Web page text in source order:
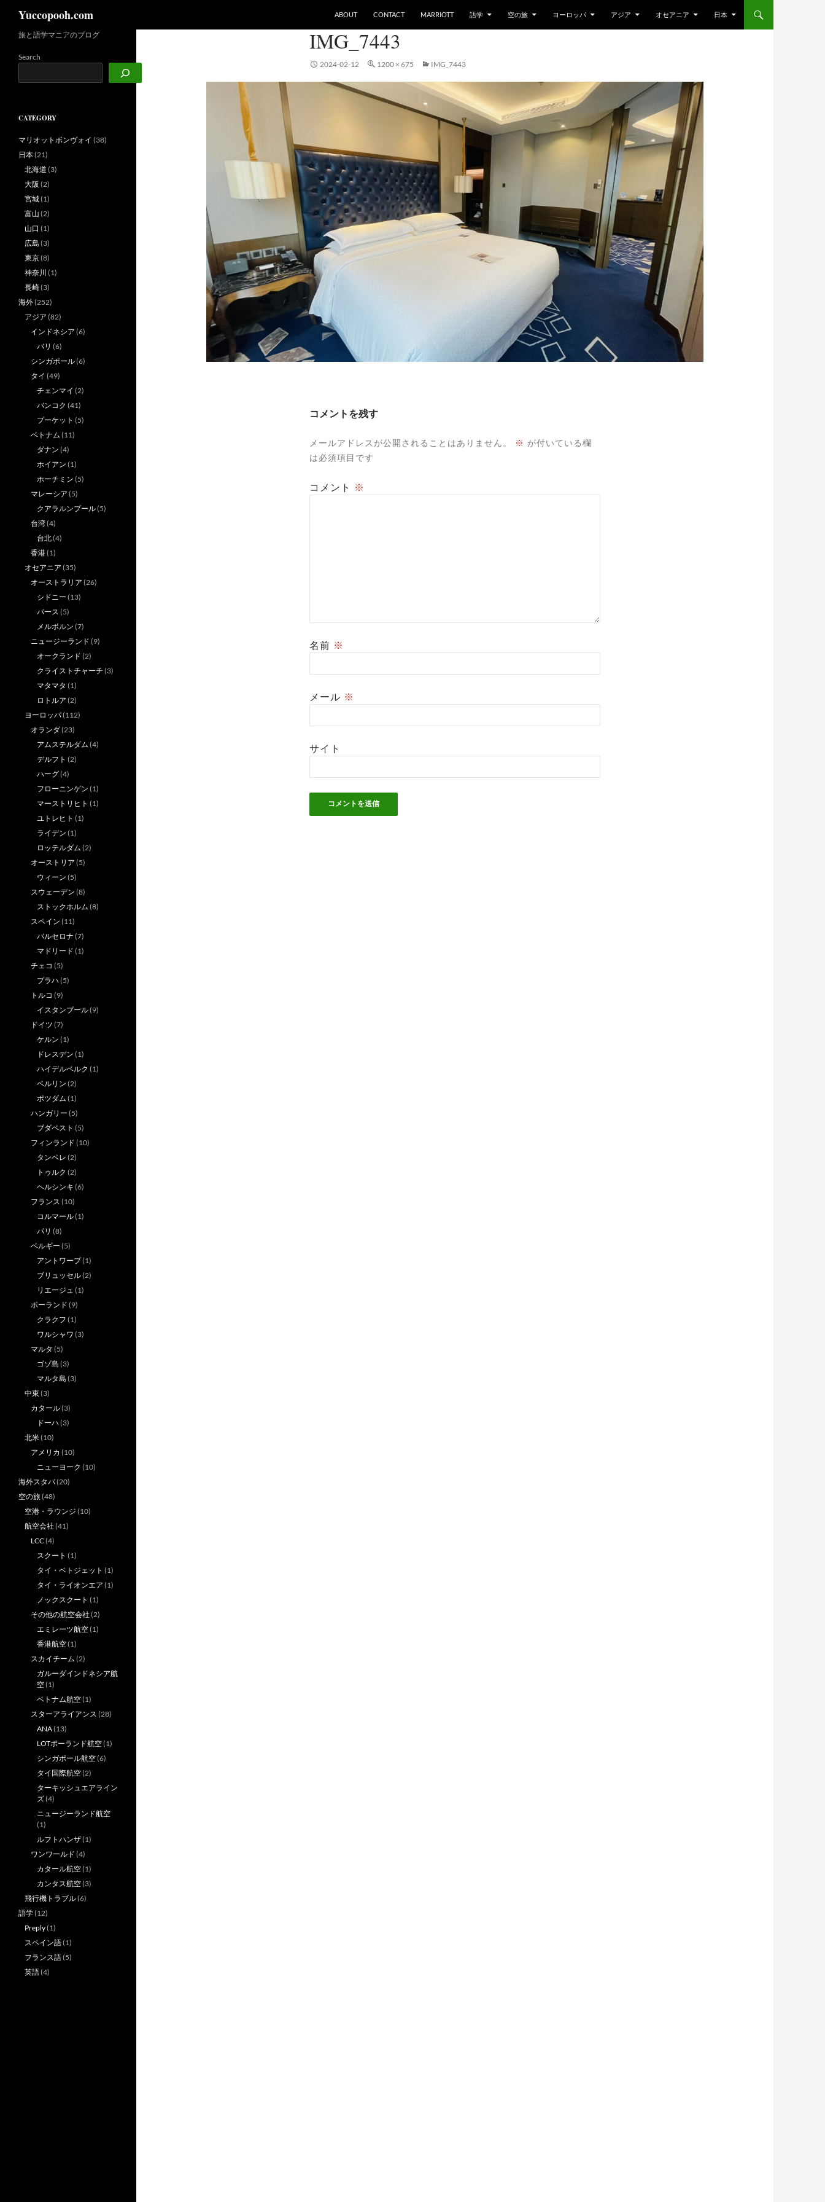
Yuccopooh.com ABOUT CONTACT MARRIOTT 語学 空の旅 ヨーロッパ アジア オセアニア 日本
IMG_7443
2024-02-12 1200 × 675 IMG_7443
コメントを残す
メールアドレスが公開されることはありません。 ※ が付いている欄
は必須項目です
コメント ※
名前 ※
メール ※
サイト
旅と語学マニアのブログ
Search
CATEGORY
マリオットボンヴォイ (38)
日本(21)
北海道 (3)
大阪 (2)
宮城(1)
富山 (2)
山口 (1)
広島 (3)
東京(8)
神奈川 (1)
長崎(3)
海外(252)
アジア (82)
インドネシア (6)
バリ (6)
シンガポール(6)
タイ (49)
チェンマイ (2)
バンコク (41)
プーケット (5)
ベトナム (11)
ダナン (4)
ホイアン (1)
ホーチミン (5)
マレーシア (5)
クアラルンプール(5)
台湾(4)
台北(4)
香港(1)
オセアニア (35)
オーストラリア (26)
シドニー (13)
パース (5)
メルボルン (7)
ニュージーランド (9)
オークランド (2)
クライストチャーチ (3)
マタマタ (1)
ロトルア (2)
ヨーロッパ(112)
オランダ(23)
アムステルダム (4)
デルフト (2)
ハーグ(4)
フローニンゲン (1)
マーストリヒト (1)
ユトレヒト (1)
ライデン (1)
ロッテルダム (2)
オーストリア (5)
ウィーン (5)
スウェーデン (8)
ストックホルム (8)
スペイン (11)
バルセロナ (7)
マドリード (1)
チェコ (5)
プラハ(5)
トルコ (9)
イスタンブール(9)
ドイツ (7)
ケルン (1)
ドレスデン (1)
ハイデルベルク (1)
ベルリン (2)
ポツダム (1)
ハンガリー (5)
ブダペスト (5)
フィンランド (10)
タンペレ (2)
トゥルク (2)
ヘルシンキ (6)
フランス (10)
コルマール(1)
パリ (8)
ベルギー (5)
アントワープ(1)
ブリュッセル(2)
リエージュ (1)
ポーランド (9)
クラクフ (1)
ワルシャワ (3)
マルタ (5)
ゴゾ島 (3)
マルタ島 (3)
中東 (3)
カタール(3)
ドーハ(3)
北米(10)
アメリカ (10)
ニューヨーク (10)
海外スタバ(20)
空の旅(48)
空港・ラウンジ (10)
航空会社 (41)
LCC(4)
スクート (1)
タイ・ベトジェット (1)
タイ・ライオンエア (1)
ノックスクート (1)
その他の航空会社 (2)
エミレーツ航空(1)
香港航空(1)
スカイチーム (2)
ガルーダインドネシア航
空(1)
ベトナム航空(1)
スターアライアンス (28)
ANA(13)
LOTポーランド航空(1)
シンガポール航空(6)
タイ国際航空(2)
ターキッシュエアライン
ズ(4)
ニュージーランド航空
(1)
ルフトハンザ(1)
ワンワールド (4)
カタール航空(1)
カンタス航空(3)
飛行機トラブル(6)
語学(12)
Preply(1)
スペイン語(1)
フランス語(5)
英語(4)